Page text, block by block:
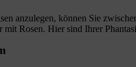
anzulegen, können Sie
mit Rosen. Hier sind Ihrer